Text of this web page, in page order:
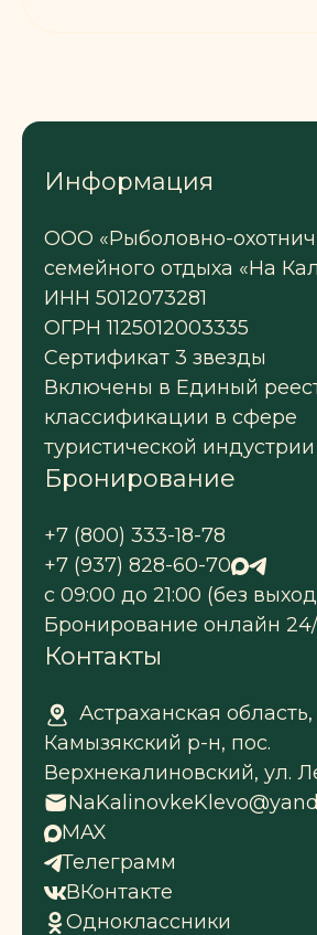
Информация
ООО «Рыболовно-
семейного отдыха «На
ИНН 5012073281
ОГРН 1125012003335
Сертификат 3 звезды
Включены в Единый
классификации в сфере
туристической индустрии
Бронирование
+7 (800) 333-18-78
+7 (937) 828-60-70
с 09:00 до 21:00 (без
Бронирование онлайн
Контакты
Астраханская область,
Камызякский р-н, пос.
Верхнекалиновский, ул.
MAX
Телеграмм
ВКонтакте
Одноклассники